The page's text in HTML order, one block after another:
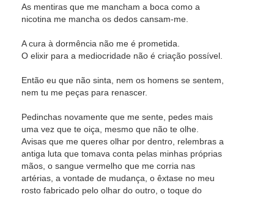
As mentiras que me mancham a boca como a
nicotina me mancha os dedos cansam-me.
A cura à dormência não me é prometida.
O elixir para a mediocridade não é criação possível.
Então eu que não sinta, nem os homens se sentem,
nem tu me peças para renascer.
Pedinchas novamente que me sente, pedes mais
uma vez que te oiça, mesmo que não te olhe.
Avisas que me queres olhar por dentro, relembras a
antiga luta que tomava conta pelas minhas próprias
mãos, o sangue vermelho que me corria nas
artérias, a vontade de mudança, o êxtase no meu
rosto fabricado pelo olhar do outro, o toque do